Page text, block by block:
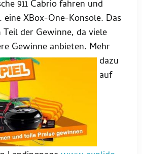
911 Cabrio fahren und
eine XBox-One-Konsole. Das
der Gewinne, da viele
Gewinne anbieten. Mehr
dazu
auf